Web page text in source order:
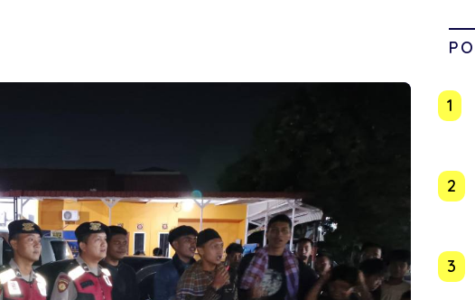
1
2
3